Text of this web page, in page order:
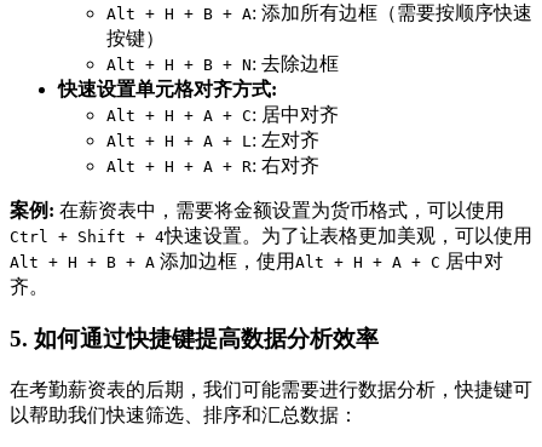
Alt + H + B + A: 添加所有边框（需要按顺序快速
按键）
Alt + H + B + N: 去除边框
快速设置单元格对齐方式:
Alt + H + A + C: 居中对齐
Alt + H + A + L: 左对齐
Alt + H + A + R: 右对齐
案例: 在薪资表中，需要将金额设置为货币格式，可以使用
Ctrl + Shift + 4快速设置。为了让表格更加美观，可以使用
Alt + H + B + A 添加边框，使用 Alt + H + A + C 居中对
齐。
5. 如何通过快捷键提高数据分析效率
在考勤薪资表的后期，我们可能需要进行数据分析，快捷键可
以帮助我们快速筛选、排序和汇总数据：